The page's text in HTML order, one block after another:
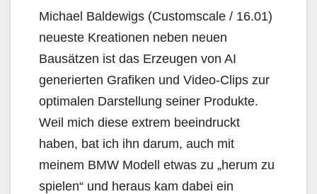
Michael Baldewigs (Customscale / 16.01)
neueste Kreationen neben neuen
Bausätzen ist das Erzeugen von AI
generierten Grafiken und Video-Clips zur
optimalen Darstellung seiner Produkte.
Weil mich diese extrem beeindruckt
haben, bat ich ihn darum, auch mit
meinem BMW Modell etwas zu „herum zu
spielen“ und heraus kam dabei ein